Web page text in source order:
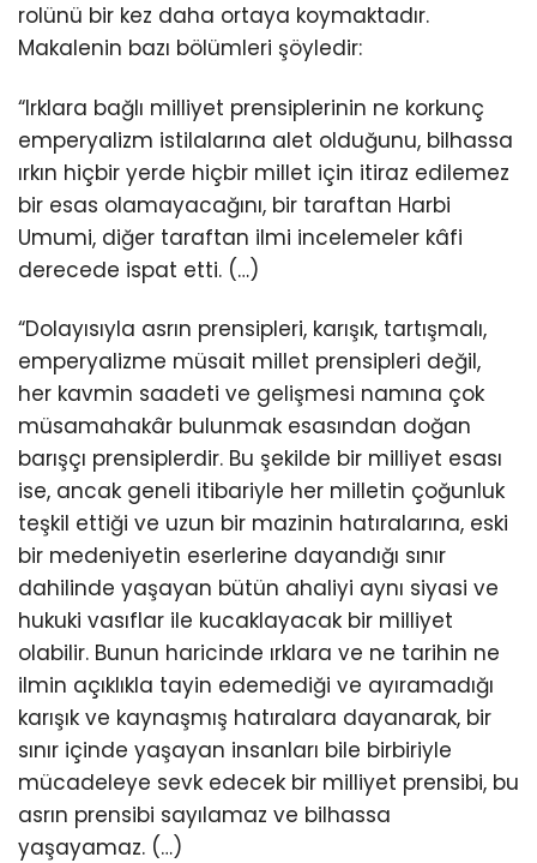
rolünü bir kez daha ortaya koymaktadır.
Makalenin bazı bölümleri şöyledir:
“Irklara bağlı milliyet prensiplerinin ne korkunç
emperyalizm istilalarına alet olduğunu, bilhassa
ırkın hiçbir yerde hiçbir millet için itiraz edilemez
bir esas olamayacağını, bir taraftan Harbi
Umumi, diğer taraftan ilmi incelemeler kâfi
derecede ispat etti. (…)
“Dolayısıyla asrın prensipleri, karışık, tartışmalı,
emperyalizme müsait millet prensipleri değil,
her kavmin saadeti ve gelişmesi namına çok
müsamahakâr bulunmak esasından doğan
barışçı prensiplerdir. Bu şekilde bir milliyet esası
ise, ancak geneli itibariyle her milletin çoğunluk
teşkil ettiği ve uzun bir mazinin hatıralarına, eski
bir medeniyetin eserlerine dayandığı sınır
dahilinde yaşayan bütün ahaliyi aynı siyasi ve
hukuki vasıflar ile kucaklayacak bir milliyet
olabilir. Bunun haricinde ırklara ve ne tarihin ne
ilmin açıklıkla tayin edemediği ve ayıramadığı
karışık ve kaynaşmış hatıralara dayanarak, bir
sınır içinde yaşayan insanları bile birbiriyle
mücadeleye sevk edecek bir milliyet prensibi, bu
asrın prensibi sayılamaz ve bilhassa
yaşayamaz. (…)